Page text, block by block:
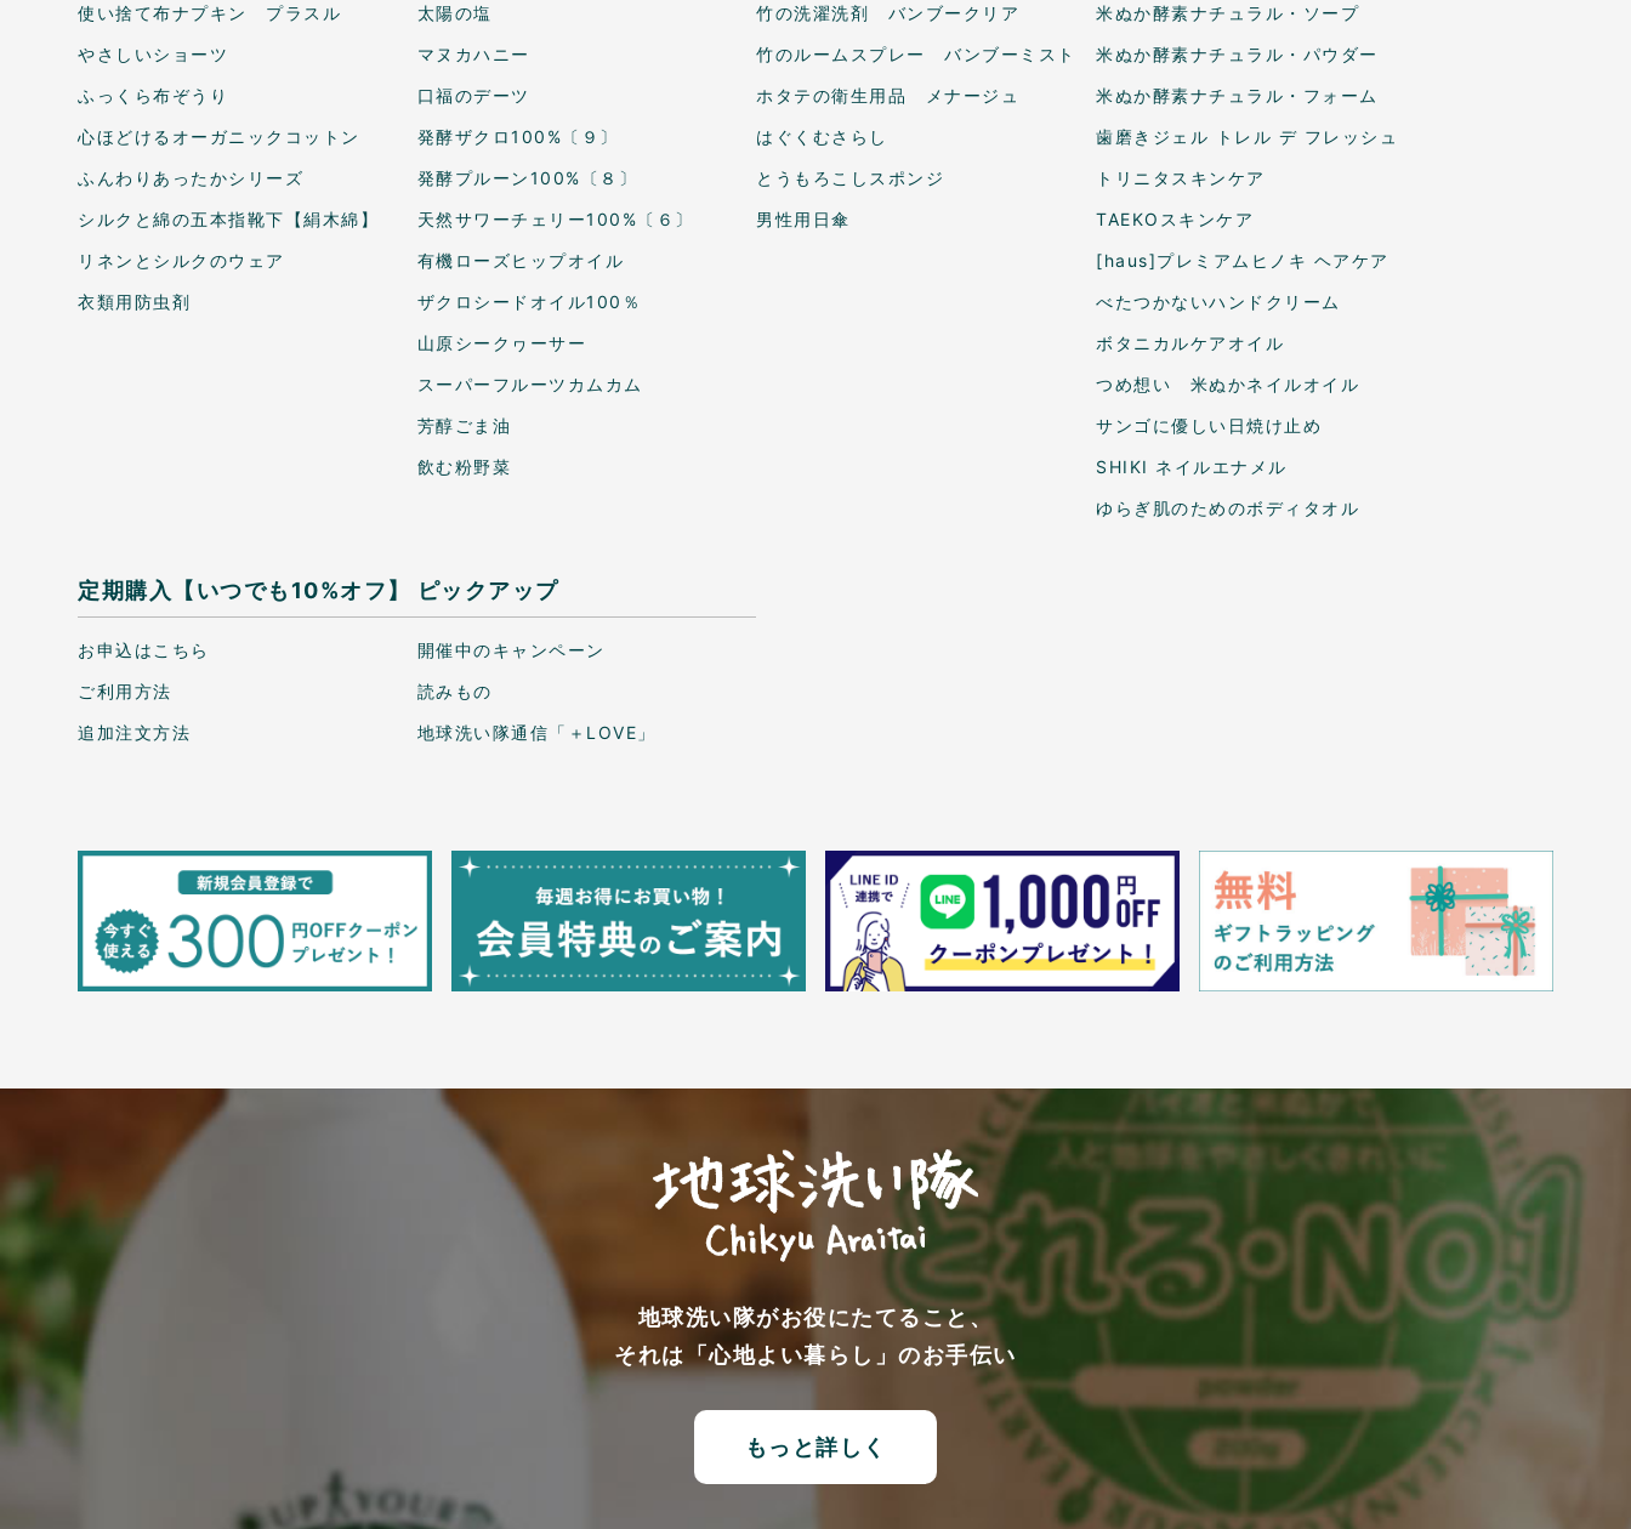
使い捨て布ナプキン プラスル
やさしいショーツ
ふっくら布ぞうり
心ほどけるオーガニックコットン
ふんわりあったかシリーズ
シルクと綿の五本指靴下【絹木綿】
リネンとシルクのウェア
衣類用防虫剤
太陽の塩
マヌカハニー
口福のデーツ
発酵ザクロ100%〔９〕
発酵プルーン100%〔８〕
天然サワーチェリー100%〔６〕
有機ローズヒップオイル
ザクロシードオイル100％
山原シークヮーサー
スーパーフルーツカムカム
芳醇ごま油
飲む粉野菜
竹の洗濯洗剤 バンブークリア
竹のルームスプレー バンブーミスト
ホタテの衛生用品 メナージュ
はぐくむさらし
とうもろこしスポンジ
男性用日傘
米ぬか酵素ナチュラル・ソープ
米ぬか酵素ナチュラル・パウダー
米ぬか酵素ナチュラル・フォーム
歯磨きジェル トレル デ フレッシュ
トリニタスキンケア
TAEKOスキンケア
[haus]プレミアムヒノキ ヘアケア
べたつかないハンドクリーム
ボタニカルケアオイル
つめ想い 米ぬかネイルオイル
サンゴに優しい日焼け止め
SHIKI ネイルエナメル
ゆらぎ肌のためのボディタオル
定期購入【いつでも10%オフ】
お申込はこちら
ご利用方法
追加注文方法
ピックアップ
開催中のキャンペーン
読みもの
地球洗い隊通信「＋LOVE」
地球洗い隊がお役にたてること、
それは「心地よい暮らし」のお手伝い
もっと詳しく